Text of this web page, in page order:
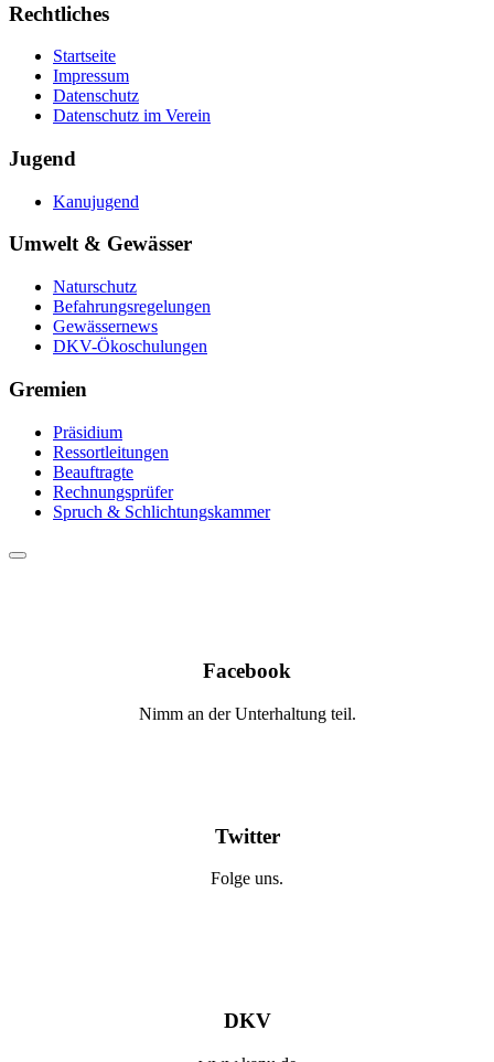
Rechtliches
Startseite
Impressum
Datenschutz
Datenschutz im Verein
Jugend
Kanujugend
Umwelt & Gewässer
Naturschutz
Befahrungsregelungen
Gewässernews
DKV-Ökoschulungen
Gremien
Präsidium
Ressortleitungen
Beauftragte
Rechnungsprüfer
Spruch & Schlichtungskammer
Facebook
Nimm an der Unterhaltung teil.
Twitter
Folge uns.
DKV